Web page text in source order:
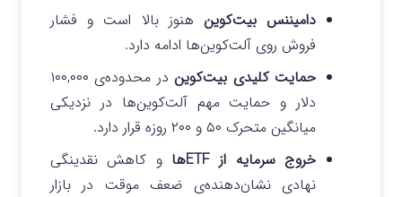
دامیننس بیت‌کوین هنوز بالا است و فشار
فروش روی آلت‌کوین‌ها ادامه دارد.
حمایت کلیدی بیت‌کوین
در محدوده‌ی ۱۰۰,۰۰۰
دلار و حمایت مهم آلت‌کوین‌ها در نزدیکی
میانگین متحرک ۵۰ و ۲۰۰ روزه قرار دارد.
خروج سرمایه از ETFها
و کاهش نقدینگی
نهادی نشان‌دهنده‌ی ضعف موقت در بازار